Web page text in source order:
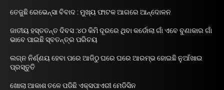
ତେଜୁଛି ରେଭେନ୍ସା ବିବାଦ : ମୁଖ୍ୟ ଫାଟକ ଆଗରେ ଆନ୍ଦୋଳନ
ଜାତୀୟ ହସ୍ତତନ୍ତ ଦିବସ :୪୦ କିମି ଦୂରରେ ଥିବା କର୍ଡୋଲା ଗାଁ ଏବେ ବୁଣାକାର ଗାଁ
ଭାବେ ପାଇଛି ସ୍ବତନ୍ତ୍ର ପରିଚୟ
ଲଗ୍ନ ନିର୍ଣ୍ଣୟ ହେବା ପରେ ଆଜିଠୁ ଘରେ ଘରେ ଆରମ୍ଭ ହୋଇଛି ନୁଆଁଖାଇ
ପ୍ରସ୍ତୁତି
ଖୋଲା ଆକାଶ ତଳେ ପଡିଛି ଏକ୍ସପାଏରୀ ମେଡିସିନ